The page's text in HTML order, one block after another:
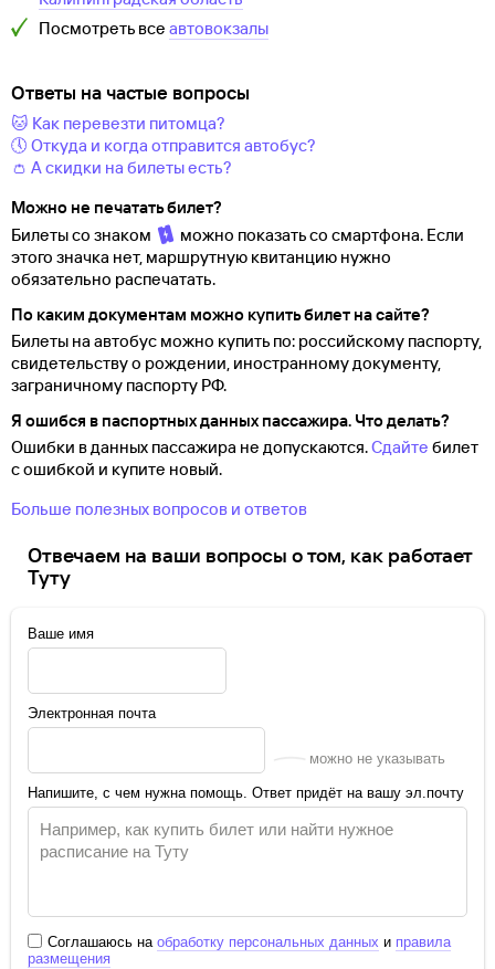
Посмотреть все автовокзалы
Ответы на частые вопросы
🐱 Как перевезти питомца?
🕔 Откуда и когда отправится автобус?
👛 А скидки на билеты есть?
Можно не печатать билет?
Билеты со знаком
можно показать со смартфона. Если
этого значка нет, маршрутную квитанцию нужно
обязательно распечатать.
По каким документам можно купить билет на сайте?
Билеты на автобус можно купить по: российскому паспорту,
свидетельству о рождении, иностранному документу,
заграничному паспорту РФ.
Я ошибся в паспортных данных пассажира. Что делать?
Ошибки в данных пассажира не допускаются.Сдайте билет
с ошибкой и купите новый.
Больше полезных вопросов и ответов
Отвечаем на ваши вопросы о том, как работает
Туту
Ваше имя
Электронная почта
можно не указывать
Напишите, с чем нужна помощь. Ответ придёт на вашу эл.почту
Соглашаюсь на обработку персональных данных и правила
размещения